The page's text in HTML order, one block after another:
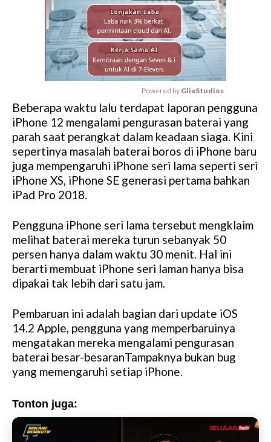
M
u
t
e
Powered by GliaStudios
Beberapa waktu lalu terdapat laporan pengguna
iPhone 12 mengalami pengurasan baterai yang
parah saat perangkat dalam keadaan siaga. Kini
sepertinya masalah baterai boros di iPhone baru
juga mempengaruhi iPhone seri lama seperti seri
iPhone XS, iPhone SE generasi pertama bahkan
iPad Pro 2018.
Pengguna iPhone seri lama tersebut mengklaim
melihat baterai mereka turun sebanyak 50
persen hanya dalam waktu 30 menit. Hal ini
berarti membuat iPhone seri laman hanya bisa
dipakai tak lebih dari satu jam.
Pembaruan ini adalah bagian dari update iOS
14.2 Apple, pengguna yang memperbaruinya
mengatakan mereka mengalami pengurasan
baterai besar-besaranTampaknya bukan bug
yang memengaruhi setiap iPhone.
Tonton juga: